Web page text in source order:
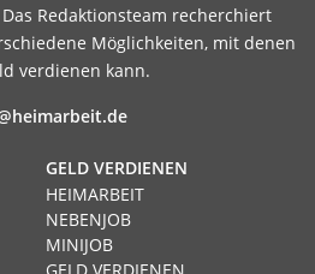
Redaktionsteam recherchiert
Möglichkeiten, mit denen
verdienen kann.
GELD VERDIENEN
HEIMARBEIT
NEBENJOB
MINIJOB
GELD VERDIENEN